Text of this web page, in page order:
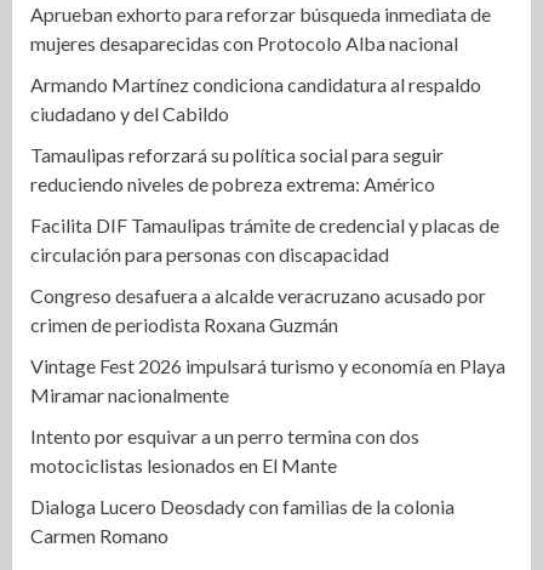
Aprueban exhorto para reforzar búsqueda inmediata de
mujeres desaparecidas con Protocolo Alba nacional
Armando Martínez condiciona candidatura al respaldo
ciudadano y del Cabildo
Tamaulipas reforzará su política social para seguir
reduciendo niveles de pobreza extrema: Américo
Facilita DIF Tamaulipas trámite de credencial y placas de
circulación para personas con discapacidad
Congreso desafuera a alcalde veracruzano acusado por
crimen de periodista Roxana Guzmán
Vintage Fest 2026 impulsará turismo y economía en Playa
Miramar nacionalmente
Intento por esquivar a un perro termina con dos
motociclistas lesionados en El Mante
Dialoga Lucero Deosdady con familias de la colonia
Carmen Romano